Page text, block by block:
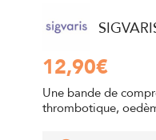
12,90€
Une bande de
thrombotique,